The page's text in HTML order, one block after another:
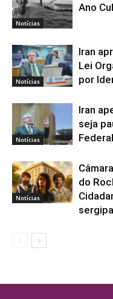
Notícias
Ano
Notícias
Iran
Lei
por
Notícias
Iran
seja
Federal
Notícias
do